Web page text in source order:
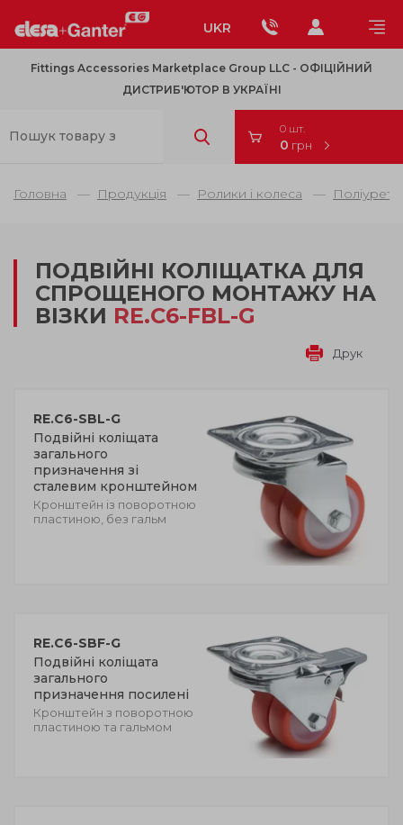
UKR
Fittings Accessories Marketplace Group LLC - OФІЦІЙНИЙ
ДИСТРИБ'ЮТОР В УКРАЇНІ
0 шт.
0 грн
Головна Продукція Ролики і колеса
ПОДВІЙНІ КОЛІЩАТКА ДЛЯ
СПРОЩЕНОГО МОНТАЖУ НА
ВІЗКИ RE.C6-FBL-G
Друк
RE.C6-SBL-G
Подвійні коліщата
загального
призначення зі
сталевим кронштейном
Кронштейн із поворотною
пластиною, без гальм
RE.C6-SBF-G
Подвійні коліщата
загального
призначення посилені
Кронштейн з поворотною
пластиною та гальмом